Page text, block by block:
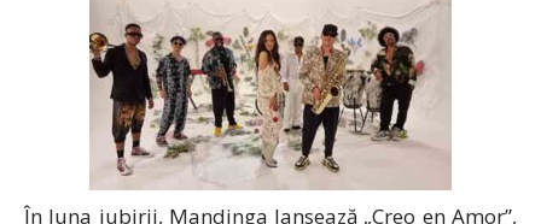
În luna iubirii, Mandinga lansează „Creo en Amor”,